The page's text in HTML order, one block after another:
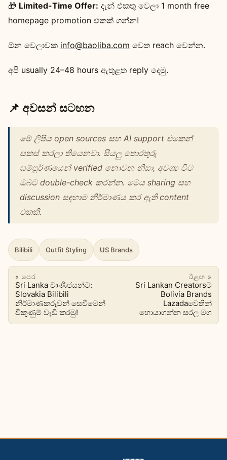
🎁 Limited-Time Offer: දැන් එකතු වෙලා 1 month free
homepage promotion එකක් ගන්න!
ඕන වෙලාවක info@baoliba.com වෙත reach වෙන්න.
අපි usually 24–48 hours ඇතුළත reply දෙමු.
📌 අවසන් සටහන
මේ ලිපිය open sources සහ AI support එකෙන්
සකස් කරලා තියෙනවා. සියලු තොරතුරු
සම්පූර්ණයෙන් verified නොවන නිසා, අවශ්‍ය විට
ඔබට double-check කරන්න. මෙය sharing සහ
discussion සඳහාම නිර්මාණය කර ඇති content
එකකි.
Bilibili Outfit Styling US Brands
« පෙර
Sri Lanka වාණිජයන්ට:
Slovakia Bilibili
නිර්මාණකරුවන් සෙවීමෙන්
විකුණුම් වැඩි කරමු!
ඊළඟ »
Sri Lankan Creatorsට
Bolivia Brands
Lazadaවෙතින්
හොයාගන්න සරල මග